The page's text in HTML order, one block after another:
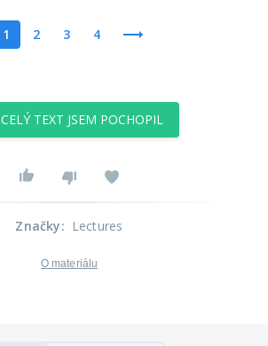
1 2 3 4
CELÝ TEXT JSEM POCHOPIL
Značky: Lectures
O materiálu